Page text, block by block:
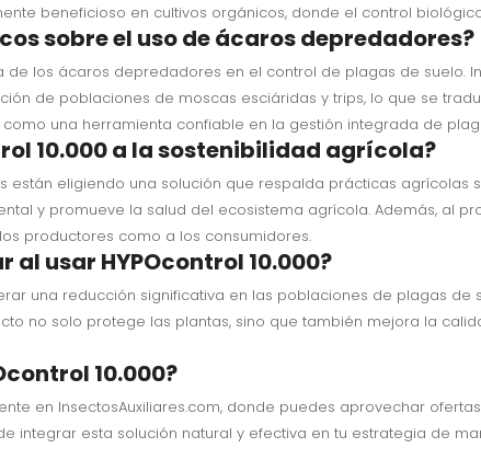
beneficioso en cultivos orgánicos, donde el control
sobre el uso de ácaros depredadores?
los ácaros depredadores en el control de plagas de suelo.
de poblaciones de moscas esciáridas y trips, lo que se
como una herramienta confiable en la gestión integrada de
10.000 a la sostenibilidad agrícola?
están eligiendo una solución que respalda prácticas
y promueve la salud del ecosistema agrícola. Además, al
productores como a los consumidores.
al usar HYPOcontrol 10.000?
una reducción significativa en las poblaciones de plagas
no solo protege las plantas, sino que también mejora la
10.000?
en InsectosAuxiliares.com, donde puedes aprovechar
integrar esta solución natural y efectiva en tu estrategia de